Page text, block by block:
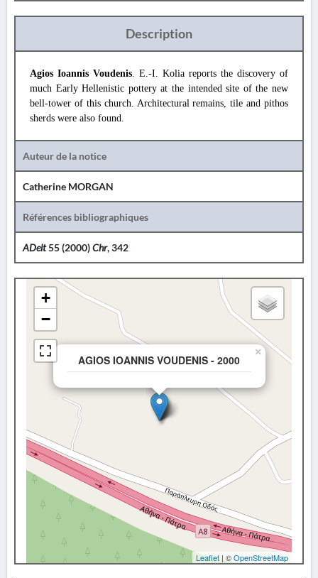
Description
Agios Ioannis Voudenis. E.-I. Kolia reports the discovery of
much Early Hellenistic pottery at the intended site of the new
bell-tower of this church. Architectural remains, tile and pithos
sherds were also found.
Auteur de la notice
Catherine MORGAN
Références bibliographiques
ADelt55 (2000)Chr, 342
AGIOS IOANNIS VOUDENIS - 2000
×
+
−
Leaflet | ©OpenStreetMap